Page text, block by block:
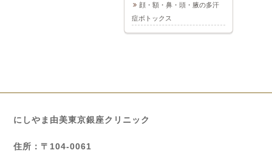
顔・額・鼻・頭・腋の多汗
症ボトックス
にしやま由美東京銀座クリニック
住所：〒104-0061